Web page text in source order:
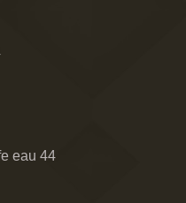
eau 44